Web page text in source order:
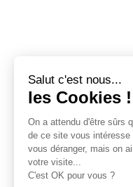
Salut c'est nous...
les Cookies !
On a attendu d'être sûrs
de ce site vous intéresse
vous déranger, mais on
votre visite...
C'est OK pour vous ?